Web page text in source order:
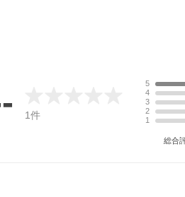
1件
5
4
3
2
1
総合